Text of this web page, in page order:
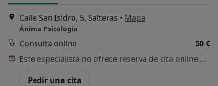
Calle San Isidro, 5, Salteras • Mapa
Ánima Psicología
Consulta online
50 €
Este especialista no ofrece reserva de cita online en esta dirección.
Pedir una cita